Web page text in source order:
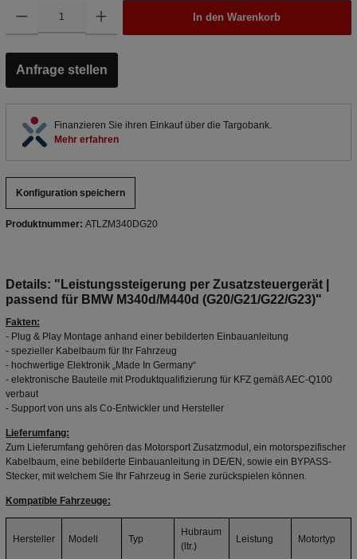
In den Warenkorb
Anfrage stellen
Finanzieren Sie ihren Einkauf über die Targobank.
Mehr erfahren
Konfiguration speichern
Produktnummer: ATLZM340DG20
Details: "Leistungssteigerung per Zusatzsteuergerät |
passend für BMW M340d/M440d (G20/G21/G22/G23)"
Fakten:
- Plug & Play Montage anhand einer bebilderten Einbauanleitung
- spezieller Kabelbaum für Ihr Fahrzeug
- hochwertige Elektronik „Made In Germany“
- elektronische Bauteile mit Produktqualifizierung für KFZ gemäß AEC-Q100
verbaut
- Support von uns als Co-Entwickler und Hersteller
Lieferumfang:
Zum Lieferumfang gehören das Motorsport Zusatzmodul, ein motorspezifischer
Kabelbaum, eine bebilderte Einbauanleitung in DE/EN, sowie ein BYPASS-
Stecker, mit welchem Sie Ihr Fahrzeug in Serie zurückspielen können.
Kompatible Fahrzeuge:
Hersteller Modell Typ
Hubraum
(ltr.)
Leistung Motortyp